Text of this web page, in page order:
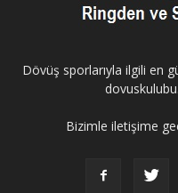
Dövüş sporlarıyla ilgili en
Bizimle iletişime